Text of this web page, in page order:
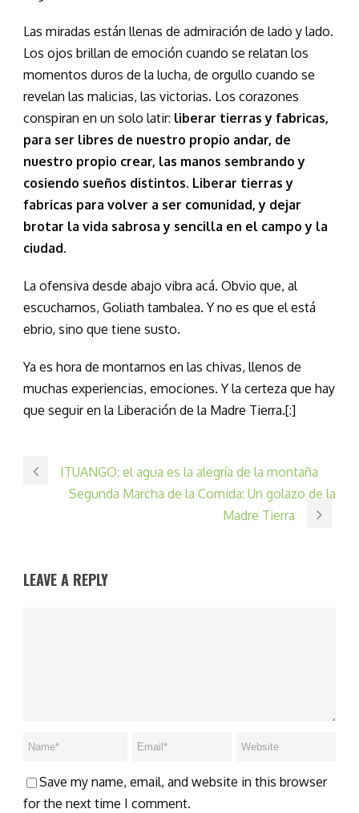
Las miradas están llenas de admiración de lado y lado.
Los ojos brillan de emoción cuando se relatan los
momentos duros de la lucha, de orgullo cuando se
revelan las malicias, las victorias. Los corazones
conspiran en un solo latir: liberar tierras y fabricas,
para ser libres de nuestro propio andar, de
nuestro propio crear, las manos sembrando y
cosiendo sueños distintos. Liberar tierras y
fabricas para volver a ser comunidad, y dejar
brotar la vida sabrosa y sencilla en el campo y la
ciudad.
La ofensiva desde abajo vibra acá. Obvio que, al
escucharnos, Goliath tambalea. Y no es que el está
ebrio, sino que tiene susto.
Ya es hora de montarnos en las chivas, llenos de
muchas experiencias, emociones. Y la certeza que hay
que seguir en la Liberación de la Madre Tierra.[:]
ITUANGO: el agua es la alegría de la montaña
Segunda Marcha de la Comida: Un golazo de la
Madre Tierra
LEAVE A REPLY
Save my name, email, and website in this browser
for the next time I comment.